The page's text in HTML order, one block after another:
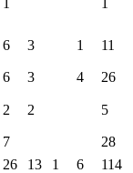
6 3 1 11
6 3 4
26
2 2 5
7
28
26 13 1 6 114